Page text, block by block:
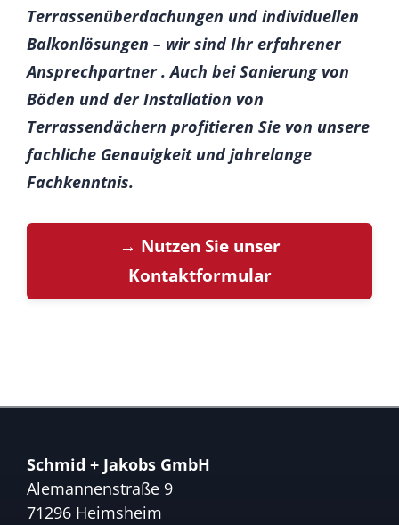
Terrassenüberdachungen und individuellen
Balkonlösungen – wir sind Ihr erfahrener
Ansprechpartner . Auch bei Sanierung von
Böden und der Installation von
Terrassendächern profitieren Sie von unsere
fachliche Genauigkeit und jahrelange
Fachkenntnis.
→ Nutzen Sie unser
Kontaktformular
Schmid + Jakobs GmbH
Alemannenstraße 9
71296 Heimsheim